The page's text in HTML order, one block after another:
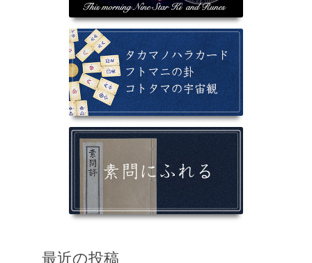
最近の投稿